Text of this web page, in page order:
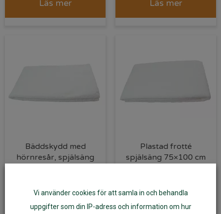
Läs mer Läs mer
Bäddskydd med
hörnresår, spjälsäng
209kr
Plastad frotté
spjälsäng 75×100 cm
129kr
Vi använder cookies för att samla in och behandla
uppgifter som din IP-adress och information om hur